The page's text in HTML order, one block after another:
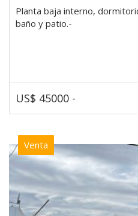
Planta baja interno,
baño y patio.-
US$ 45000 -
Venta